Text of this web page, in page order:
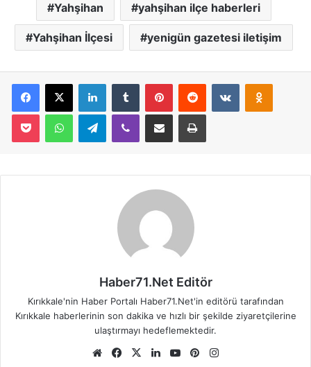
Yahşihan yahşihan ilçe haberleri
Yahşihan İlçesi yenigün gazetesi iletişim
Telegram
Haber71.Net Editör
Kırıkkale'nin Haber Portalı Haber71.Net'in editörü tarafından
Kırıkkale haberlerinin son dakika ve hızlı bir şekilde ziyaretçilerine
ulaştırmayı hedeflemektedir.
We
Fa
X
Lin
Yo
Pin